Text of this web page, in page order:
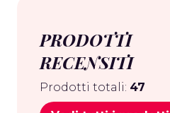
PRODOTTI
RECENSITI
Prodotti totali: 47